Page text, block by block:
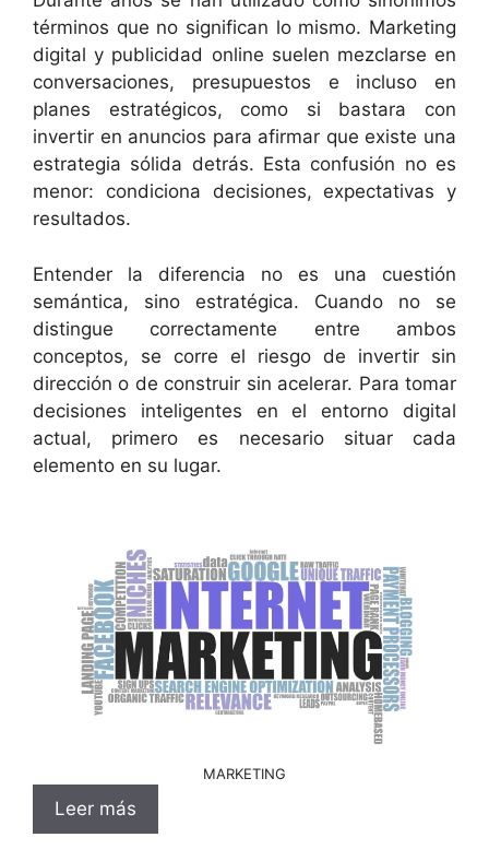
términos que no significan lo mismo. Marketing
digital y publicidad online suelen mezclarse en
conversaciones, presupuestos e incluso en
planes estratégicos, como si bastara con
invertir en anuncios para afirmar que existe una
estrategia sólida detrás. Esta confusión no es
menor: condiciona decisiones, expectativas y
resultados.
Entender la diferencia no es una cuestión
semántica, sino estratégica. Cuando no se
distingue correctamente entre ambos
conceptos, se corre el riesgo de invertir sin
dirección o de construir sin acelerar. Para tomar
decisiones inteligentes en el entorno digital
actual, primero es necesario situar cada
elemento en su lugar.
MARKETING
Leer más